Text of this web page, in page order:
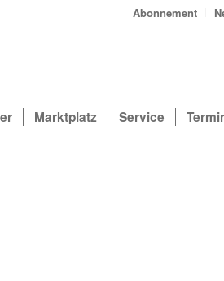
Abonnement
Marktplatz Service